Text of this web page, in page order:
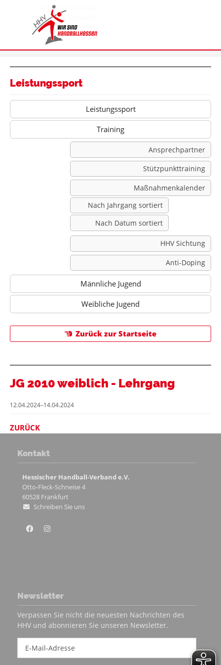
Leistungssport
Leistungssport
Training
Ansprechpartner
Stützpunkttraining
Maßnahmenkalender
Nach Jahrgang sortiert
Nach Datum sortiert
HHV Sichtung
Anti-Doping
Männliche Jugend
Weibliche Jugend
Zurück zur Startseite
JG 2010 weiblich - Lehrgang
12.04.2024–14.04.2024
ZURÜCK
Kontakt
Hessischer Handball-Verband e.V.
Otto-Fleck-Schneise 4
60528 Frankfurt
Schreiben Sie uns
Newsletter
Verpassen Sie nicht die neuesten Nachrichten des
HHV und abonnieren Sie unseren Newsletter.